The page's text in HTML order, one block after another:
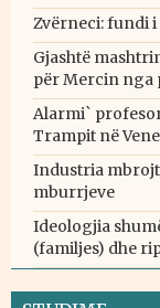
Zvërneci: fundi i
Gjashtë
për Mercin nga
Alarmi`
Trampit në
Industria
mburrjeve
Ideologjia
(familjes) dhe